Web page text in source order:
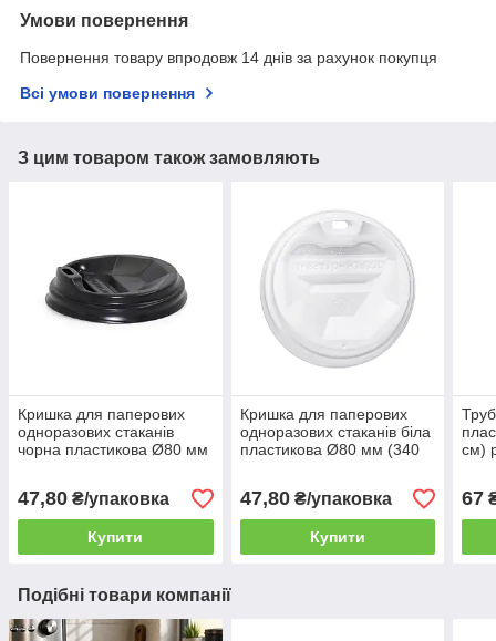
Умови повернення
Повернення товару впродовж 14 днів за рахунок покупця
Всі умови повернення
З цим товаром також замовляють
Кришка для паперових
одноразових стаканів
чорна пластикова Ø80 мм
47,80 ₴/упаковка
Купити
Кришка для паперових
одноразових стаканів біла
пластикова Ø80 мм (340
47,80₴/упаковка
Купити
см)
67
Подібні товари компанії